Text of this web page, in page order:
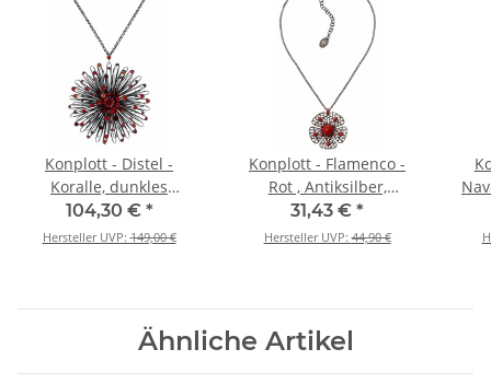
Konplott - Distel -
Koralle, dunkles
Antiksilber, Halskette mit
Anhänger
104,30 € *
Hersteller UVP:149,00 €
Konplott - Flamenco -
Rot , Antiksilber,
Halskette mit Anhänger
31,43 € *
Hersteller UVP:44,90 €
Ähnliche Artikel